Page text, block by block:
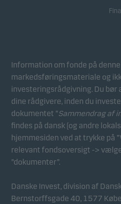
Information om fonde på
markedsføringsmateriale og
investeringsrådgivning. Du bør
dine rådgivere, inden du
dokumentet ”Sammendrag af
findes på dansk (og andre
hjemmesiden ved at trykke på
relevant fondsoversigt ->
”dokumenter”.
Danske Invest, division af
Bernstorffsgade 40, 1577